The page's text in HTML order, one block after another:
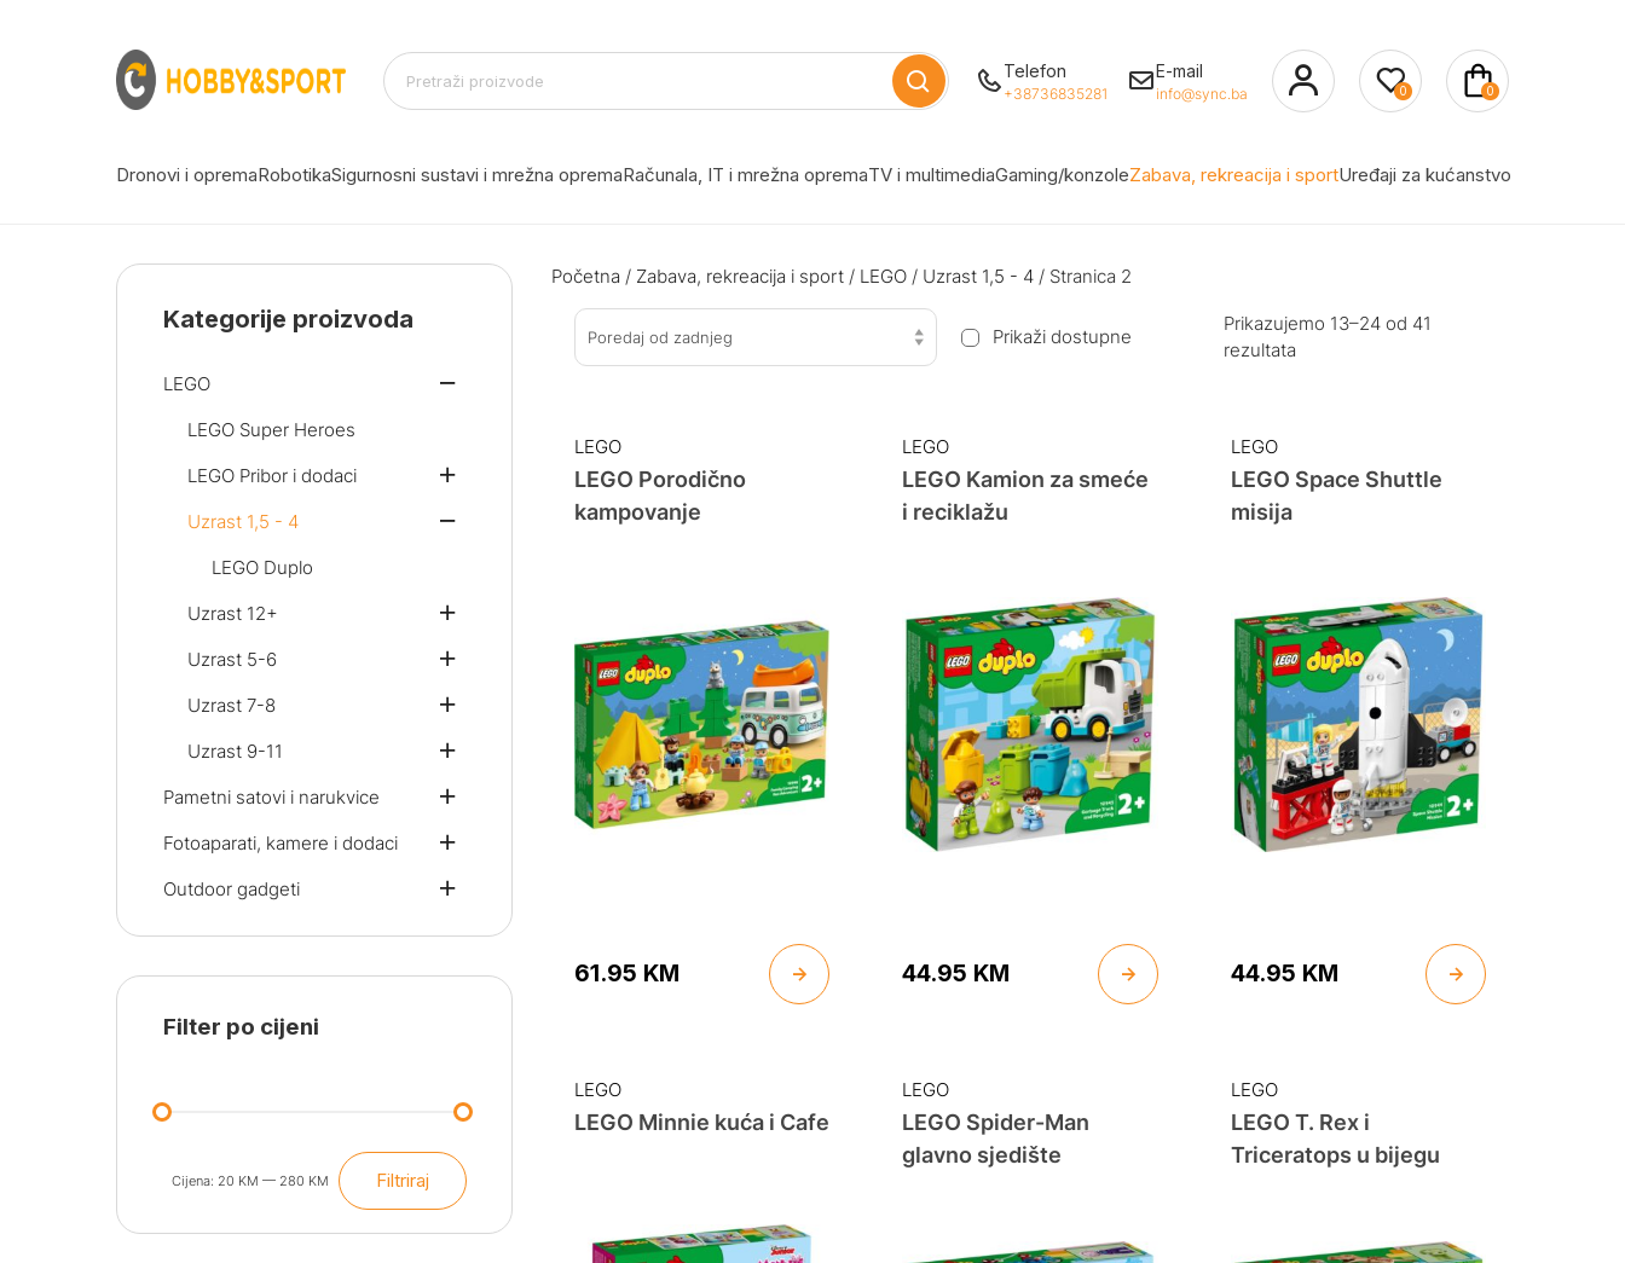
Telefon
+38736835281
E-mail
info@sync.ba 0 0
Dronovi i opremaRobotikaSigurnosni sustavi i mrežna opremaRačunala, IT i mrežna opremaTV i multimediaGaming/konzoleZabava, rekreacija i sportUređaji za kućanstvo
Početna / Zabava, rekreacija i sport / LEGO / Uzrast 1,5 - 4 / Stranica 2
Poredaj od zadnjeg Prikaži dostupne
Prikazujemo 13–24 od 41
rezultata
LEGO
LEGO Porodično
kampovanje
61.95 KM
LEGO
LEGO Kamion za smeće
i reciklažu
44.95 KM
LEGO
LEGO Space Shuttle
misija
44.95 KM
LEGO
LEGO Minnie kuća i Cafe
LEGO
LEGO Spider-Man
glavno sjedište
LEGO
LEGO T. Rex i
Triceratops u bijegu
Kategorije proizvoda
LEGO
LEGO Super Heroes
LEGO Pribor i dodaci
Uzrast 1,5 - 4
LEGO Duplo
Uzrast 12+
Uzrast 5-6
Uzrast 7-8
Uzrast 9-11
Pametni satovi i narukvice
Fotoaparati, kamere i dodaci
Outdoor gadgeti
Filter po cijeni
Min
cijena
Maks
cijena
Filtriraj
Cijena: 20 KM — 280 KM